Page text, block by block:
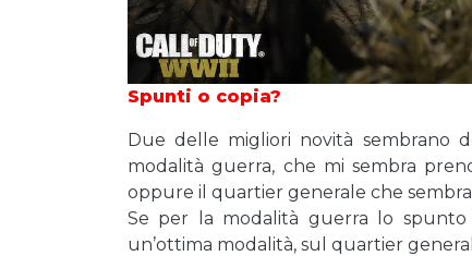
Spunti o copia?
Due delle migliori novità sembrano
modalità guerra, che mi sembra
oppure il quartier generale che
Se per la modalità guerra lo spunto
un’ottima modalità, sul quartier